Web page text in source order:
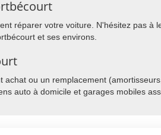
réparer votre voiture. N'hésitez pas à
et ses environs.
ou un remplacement
auto à domicile et garages mobiles